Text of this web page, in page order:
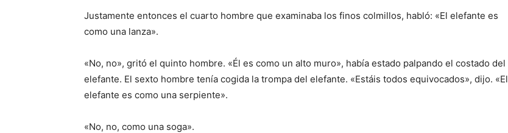
Justamente entonces el cuarto hombre que examinaba los finos colmillos, habló: «El elefante es
como una lanza».
«No, no», gritó el quinto hombre. «Él es como un alto muro», había estado palpando el costado del
elefante. El sexto hombre tenía cogida la trompa del elefante. «Estáis todos equivocados», dijo. «El
elefante es como una serpiente».
«No, no, como una soga».